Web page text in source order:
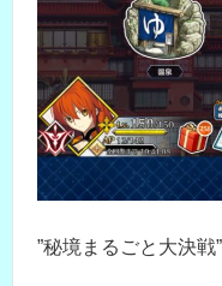
”秘境まるごと大決戦